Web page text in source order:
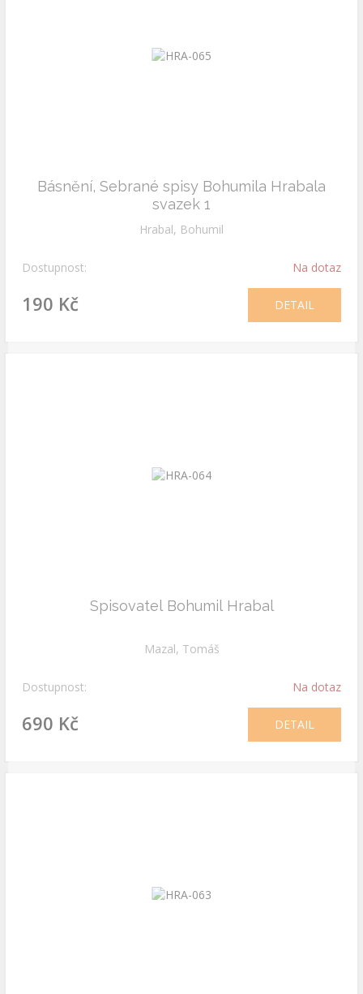
Básnění, Sebrané spisy Bohumila Hrabala
svazek 1
Hrabal, Bohumil
Dostupnost: Na dotaz
190 Kč DETAIL
Spisovatel Bohumil Hrabal
Mazal, Tomáš
Dostupnost: Na dotaz
690 Kč DETAIL